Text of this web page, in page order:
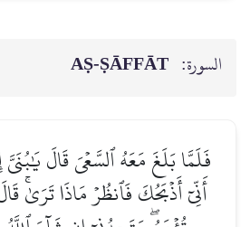
السورة: AṢ-ṢĀFFĀT
فَلَمَّا بَلَغَ مَعَهُ ٱلسَّعۡيَ قَالَ يَٰبُنَيَّ
أَنِّيٓ أَذۡبَحُكَ فَٱنظُرۡ مَاذَا تَرَىٰۚ